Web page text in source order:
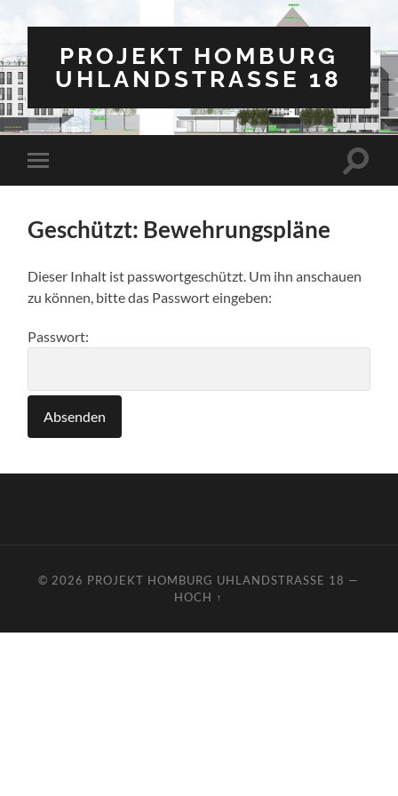
PROJEKT HOMBURG
UHLANDSTRASSE 18
Mobile-
Menü
Geschützt: Bewehrungspläne
Dieser Inhalt ist passwortgeschützt. Um ihn anschauen
zu können, bitte das Passwort eingeben:
Passwort:
© 2026 PROJEKT HOMBURG UHLANDSTRASSE 18 —
HOCH ↑